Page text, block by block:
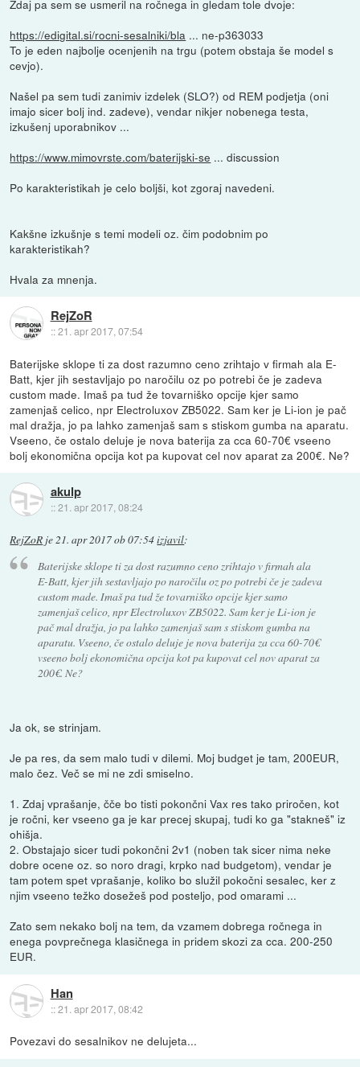
Zdaj pa sem se usmeril na ročnega in gledam tole dvoje:
https://edigital.si/rocni-sesalniki/bla ... ne-p363033
To je eden najbolje ocenjenih na trgu (potem obstaja še model s
cevjo).
Našel pa sem tudi zanimiv izdelek (SLO?) od REM podjetja (oni
imajo sicer bolj ind. zadeve), vendar nikjer nobenega testa,
izkušenj uporabnikov ...
https://www.mimovrste.com/baterijski-se ... discussion
Po karakteristikah je celo boljši, kot zgoraj navedeni.
Kakšne izkušnje s temi modeli oz. čim podobnim po
karakteristikah?
Hvala za mnenja.
RejZoR
::21. apr 2017, 07:54
Baterijske sklope ti za dost razumno ceno zrihtajo v firmah ala E-
Batt, kjer jih sestavljajo po naročilu oz po potrebi če je zadeva
custom made. Imaš pa tud že tovarniško opcije kjer samo
zamenjaš celico, npr Electroluxov ZB5022. Sam ker je Li-ion je pač
mal dražja, jo pa lahko zamenjaš sam s stiskom gumba na aparatu.
Vseeno, če ostalo deluje je nova baterija za cca 60-70€ vseeno
bolj ekonomična opcija kot pa kupovat cel nov aparat za 200€. Ne?
akulp
::21. apr 2017, 08:24
RejZoR je21. apr 2017 ob 07:54izjavil:
Baterijske sklope ti za dost razumno ceno zrihtajo v firmah ala
E-Batt, kjer jih sestavljajo po naročilu oz po potrebi če je zadeva
custom made. Imaš pa tud že tovarniško opcije kjer samo
zamenjaš celico, npr Electroluxov ZB5022. Sam ker je Li-ion je
pač mal dražja, jo pa lahko zamenjaš sam s stiskom gumba na
aparatu. Vseeno, če ostalo deluje je nova baterija za cca 60-70€
vseeno bolj ekonomična opcija kot pa kupovat cel nov aparat za
200€. Ne?
Ja ok, se strinjam.
Je pa res, da sem malo tudi v dilemi. Moj budget je tam, 200EUR,
malo čez. Več se mi ne zdi smiselno.
1. Zdaj vprašanje, čče bo tisti pokončni Vax res tako priročen, kot
je ročni, ker vseeno ga je kar precej skupaj, tudi ko ga "stakneš" iz
ohišja.
2. Obstajajo sicer tudi pokončni 2v1 (noben tak sicer nima neke
dobre ocene oz. so noro dragi, krpko nad budgetom), vendar je
tam potem spet vprašanje, koliko bo služil pokočni sesalec, ker z
njim vseeno težko dosežeš pod posteljo, pod omarami ...
Zato sem nekako bolj na tem, da vzamem dobrega ročnega in
enega povprečnega klasičnega in pridem skozi za cca. 200-250
EUR.
Han
::21. apr 2017, 08:42
Povezavi do sesalnikov ne delujeta...